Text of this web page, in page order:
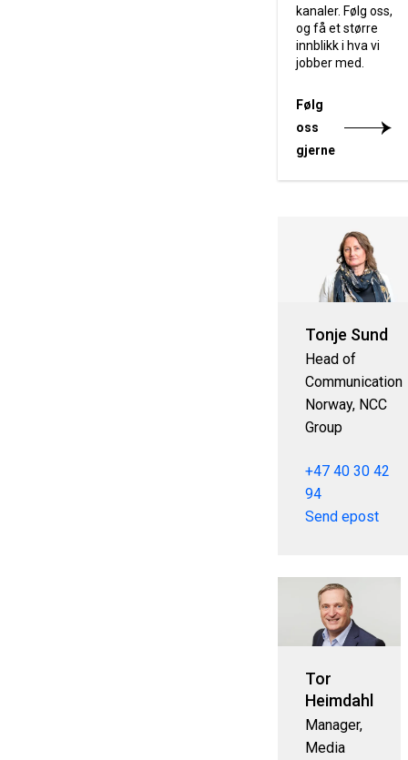
kanaler. Følg oss,
og få et større
innblikk i hva vi
jobber med.
Følg
oss
gjerne
Tonje Sund
Head of
Communication
Norway, NCC
Group
+47 40 30 42
94
Send epost
Tor
Heimdahl
Manager,
Media